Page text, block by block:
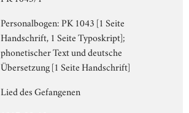
Personalbogen: PK 1043 [1 Seite
Handschrift, 1 Seite Typoskript];
phonetischer Text und deutsche
Übersetzung [1 Seite Handschrift]
Lied des Gefangenen